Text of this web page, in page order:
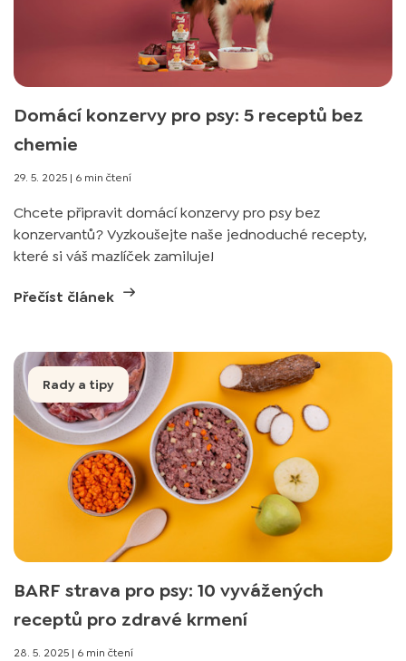
Domácí konzervy pro psy: 5 receptů bez
chemie
29. 5. 2025 | 6 min čtení
Chcete připravit domácí konzervy pro psy bez
konzervantů? Vyzkoušejte naše jednoduché recepty,
které si váš mazlíček zamiluje!
Přečíst článek
Rady a tipy
BARF strava pro psy: 10 vyvážených
receptů pro zdravé krmení
28. 5. 2025 | 6 min čtení